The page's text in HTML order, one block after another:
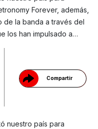
Compartir
Forever, además,
de la banda a través del
los han impulsado a…
nuestro país para